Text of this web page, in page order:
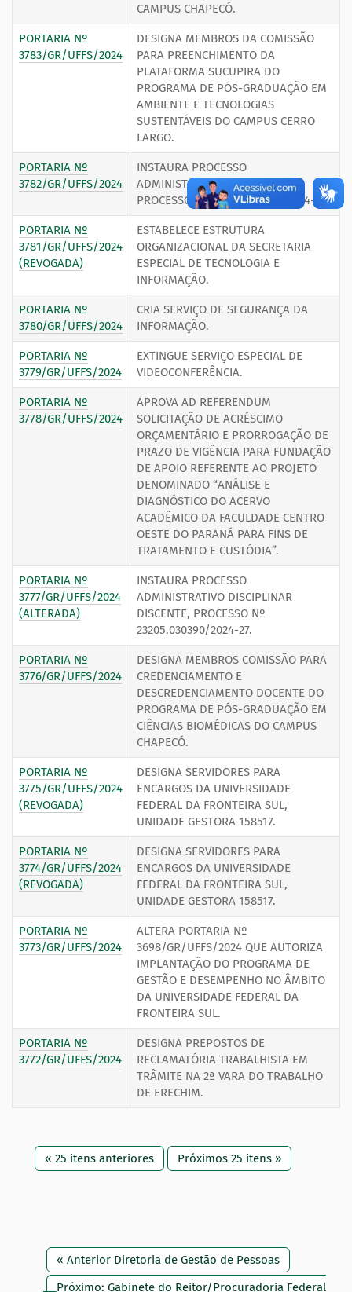
CAMPUS CHAPECÓ.
PORTARIA Nº
3783/GR/UFFS/2024
DESIGNA MEMBROS DA COMISSÃO
PARA PREENCHIMENTO DA
PLATAFORMA SUCUPIRA DO
PROGRAMA DE PÓS-GRADUAÇÃO EM
AMBIENTE E TECNOLOGIAS
SUSTENTÁVEIS DO CAMPUS CERRO
LARGO.
PORTARIA Nº
3782/GR/UFFS/2024
INSTAURA PROCESSO
ADMINISTRATIVO DISCIPLINAR,
PROCESSO Nº 23205.017545/2024-30.
PORTARIA Nº
3781/GR/UFFS/2024
(REVOGADA)
ESTABELECE ESTRUTURA
ORGANIZACIONAL DA SECRETARIA
ESPECIAL DE TECNOLOGIA E
INFORMAÇÃO.
PORTARIA Nº
3780/GR/UFFS/2024
CRIA SERVIÇO DE SEGURANÇA DA
INFORMAÇÃO.
PORTARIA Nº
3779/GR/UFFS/2024
EXTINGUE SERVIÇO ESPECIAL DE
VIDEOCONFERÊNCIA.
PORTARIA Nº
3778/GR/UFFS/2024
APROVA AD REFERENDUM
SOLICITAÇÃO DE ACRÉSCIMO
ORÇAMENTÁRIO E PRORROGAÇÃO DE
PRAZO DE VIGÊNCIA PARA FUNDAÇÃO
DE APOIO REFERENTE AO PROJETO
DENOMINADO “ANÁLISE E
DIAGNÓSTICO DO ACERVO
ACADÊMICO DA FACULDADE CENTRO
OESTE DO PARANÁ PARA FINS DE
TRATAMENTO E CUSTÓDIA”.
PORTARIA Nº
3777/GR/UFFS/2024
(ALTERADA)
INSTAURA PROCESSO
ADMINISTRATIVO DISCIPLINAR
DISCENTE, PROCESSO Nº
23205.030390/2024-27.
PORTARIA Nº
3776/GR/UFFS/2024
DESIGNA MEMBROS COMISSÃO PARA
CREDENCIAMENTO E
DESCREDENCIAMENTO DOCENTE DO
PROGRAMA DE PÓS-GRADUAÇÃO EM
CIÊNCIAS BIOMÉDICAS DO CAMPUS
CHAPECÓ.
PORTARIA Nº
3775/GR/UFFS/2024
(REVOGADA)
DESIGNA SERVIDORES PARA
ENCARGOS DA UNIVERSIDADE
FEDERAL DA FRONTEIRA SUL,
UNIDADE GESTORA 158517.
PORTARIA Nº
3774/GR/UFFS/2024
(REVOGADA)
DESIGNA SERVIDORES PARA
ENCARGOS DA UNIVERSIDADE
FEDERAL DA FRONTEIRA SUL,
UNIDADE GESTORA 158517.
PORTARIA Nº
3773/GR/UFFS/2024
ALTERA PORTARIA Nº
3698/GR/UFFS/2024 QUE AUTORIZA
IMPLANTAÇÃO DO PROGRAMA DE
GESTÃO E DESEMPENHO NO ÂMBITO
DA UNIVERSIDADE FEDERAL DA
FRONTEIRA SUL.
PORTARIA Nº
3772/GR/UFFS/2024
DESIGNA PREPOSTOS DE
RECLAMATÓRIA TRABALHISTA EM
TRÂMITE NA 2ª VARA DO TRABALHO
DE ERECHIM.
« 25 itens anteriores Próximos 25 itens »
« Anterior Diretoria de Gestão de Pessoas
Próximo: Gabinete do Reitor/Procuradoria Federal